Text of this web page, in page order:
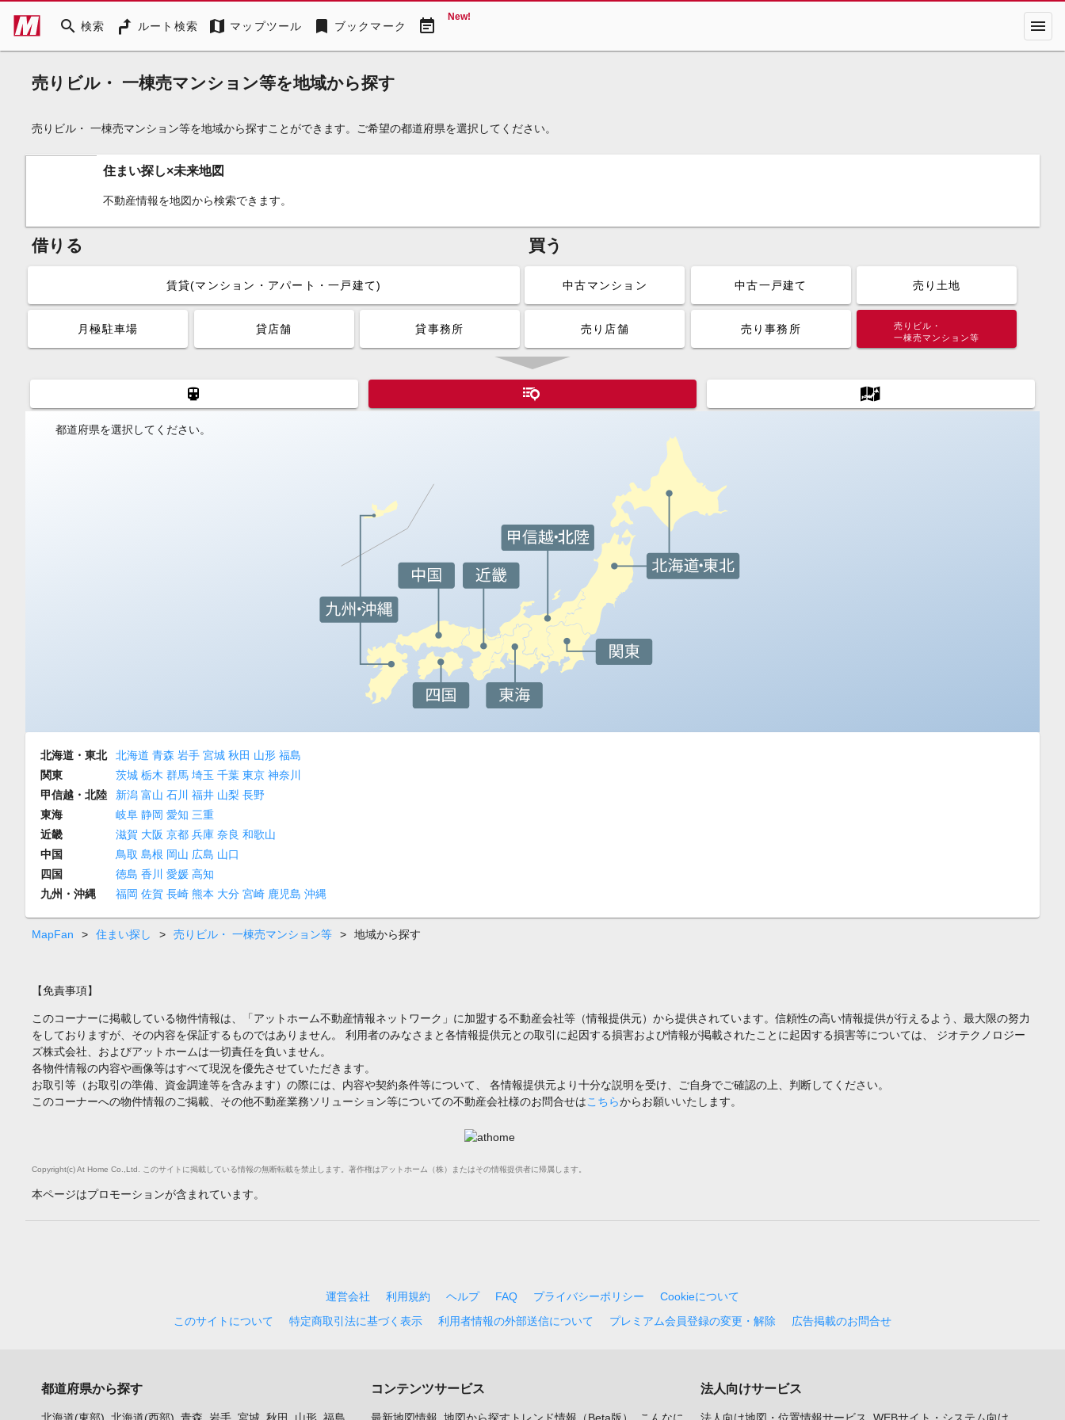
search 検索 ルート検索 map マップツール bookmark ブックマーク event_note New! menu
売りビル・ 一棟売マンション等を地域から探す
売りビル・ 一棟売マンション等を地域から探すことができます。ご希望の都道府県を選択してください。
住まい探し×未来地図
不動産情報を地図から検索できます。
借りる
賃貸(マンション・アパート・一戸建て)
月極駐車場 貸店舗 貸事務所
買う
中古マンション 中古一戸建て 売り土地
売り店舗 売り事務所
売りビル・
一棟売マンション等
都道府県を選択してください。
北海道・東北 北海道 青森 岩手 宮城 秋田 山形 福島
関東
茨城 栃木 群馬 埼玉 千葉 東京 神奈川
甲信越・北陸
新潟 富山 石川 福井 山梨 長野
東海
岐阜 静岡 愛知 三重
近畿
滋賀 大阪 京都 兵庫 奈良 和歌山
中国
鳥取 島根 岡山 広島 山口
四国
徳島 香川 愛媛 高知
九州・沖縄
福岡 佐賀 長崎 熊本 大分 宮崎 鹿児島 沖縄
MapFan > 住まい探し > 売りビル・ 一棟売マンション等 > 地域から探す
【免責事項】
このコーナーに掲載している物件情報は、「アットホーム不動産情報ネットワーク」に加盟する不動産会社等（情報提供元）から提供されています。信頼性の高い情報提供が行えるよう、最大限の努力
をしておりますが、その内容を保証するものではありません。 利用者のみなさまと各情報提供元との取引に起因する損害および情報が掲載されたことに起因する損害等については、 ジオテクノロジー
ズ株式会社、およびアットホームは一切責任を負いません。
各物件情報の内容や画像等はすべて現況を優先させていただきます。
お取引等（お取引の準備、資金調達等を含みます）の際には、内容や契約条件等について、 各情報提供元より十分な説明を受け、ご自身でご確認の上、判断してください。
このコーナーへの物件情報のご掲載、その他不動産業務ソリューション等についての不動産会社様のお問合せはこちらからお願いいたします。
Copyright(c) At Home Co.,Ltd. このサイトに掲載している情報の無断転載を禁止します。著作権はアットホーム（株）またはその情報提供者に帰属します。
本ページはプロモーションが含まれています。
運営会社 利用規約 ヘルプ FAQ プライバシーポリシー
Cookieについて
このサイトについて
特定商取引法に基づく表示 利用者情報の外部送信について プレミアム会員登録の変更・解除 広告掲載のお問合せ
都道府県から探す コンテンツサービス 法人向けサービス